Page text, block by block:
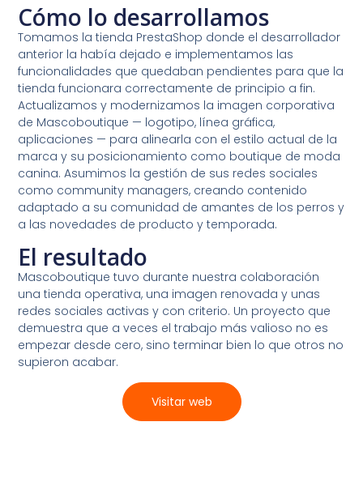
Cómo lo desarrollamos
Tomamos la tienda PrestaShop donde el desarrollador
anterior la había dejado e implementamos las
funcionalidades que quedaban pendientes para que la
tienda funcionara correctamente de principio a fin.
Actualizamos y modernizamos la imagen corporativa
de Mascoboutique — logotipo, línea gráfica,
aplicaciones — para alinearla con el estilo actual de la
marca y su posicionamiento como boutique de moda
canina. Asumimos la gestión de sus redes sociales
como community managers, creando contenido
adaptado a su comunidad de amantes de los perros y
a las novedades de producto y temporada.
El resultado
Mascoboutique tuvo durante nuestra colaboración
una tienda operativa, una imagen renovada y unas
redes sociales activas y con criterio. Un proyecto que
demuestra que a veces el trabajo más valioso no es
empezar desde cero, sino terminar bien lo que otros no
supieron acabar.
Visitar web